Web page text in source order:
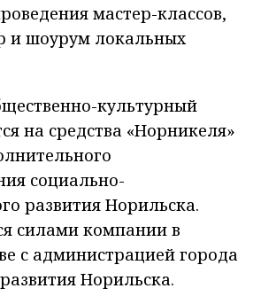
мастер-классов,
и шоурум локальных
культурный
на средства «Норникеля»
социально-
развития Норильска.
силами компании в
с администрацией города
Норильска.